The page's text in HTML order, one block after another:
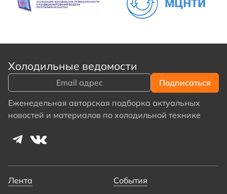
Холодильные ведомости
Еженедельная авторская подборка актуальных
новостей и материалов по холодильной технике
Лента События